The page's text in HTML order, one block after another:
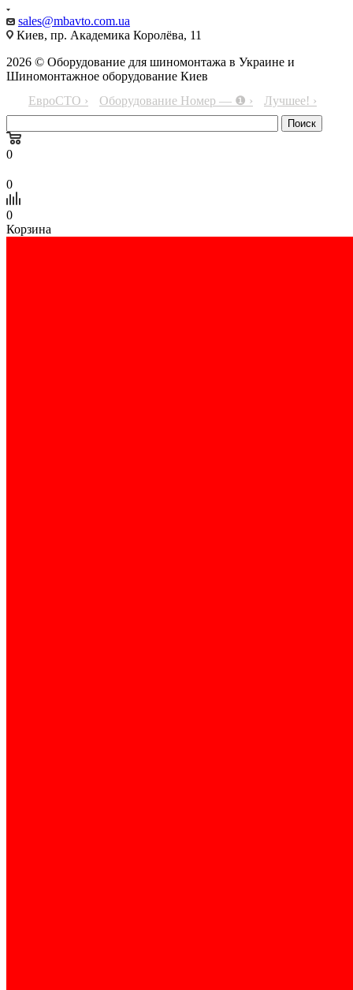
sales@mbavto.com.ua
Киев, пр. Академика Королёва, 11
2026 © Оборудование для шиномонтажа в Украине и
Шиномонтажное оборудование Киев
ЕвроСТО ›
Оборудование Номер — ❶ › Лучшее! ›
0
0
0
Корзина